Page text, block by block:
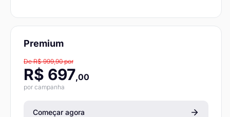
Premium
De R$ 999,90 por
R$ 697,00
por campanha
Começar agora